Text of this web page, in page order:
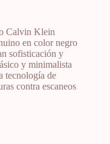
Calvin Klein
en color negro
sofisticación y
y minimalista
tecnología de
contra escaneos